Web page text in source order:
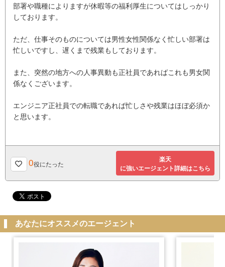
部署や職種によりますが休暇等の福利厚生についてはしっかり
しております。
ただ、仕事そのものについては男性女性関係なく忙しい部署は
忙しいですし、遅くまで残業もしております。
また、突然の地方への人事異動も正社員であればこれも男女関
係なくございます。
エンジニア正社員での転職であれば忙しさや残業はほぼ必須か
と思います。
0役にたった
楽天
に強いエージェント詳細はこちら
あなたにオススメのエージェント